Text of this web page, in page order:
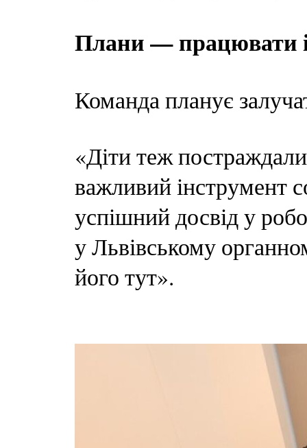
Плани — працювати і
Команда планує
«Діти теж
важливий інструмент
успішний досвід у
у Львівському
його тут».